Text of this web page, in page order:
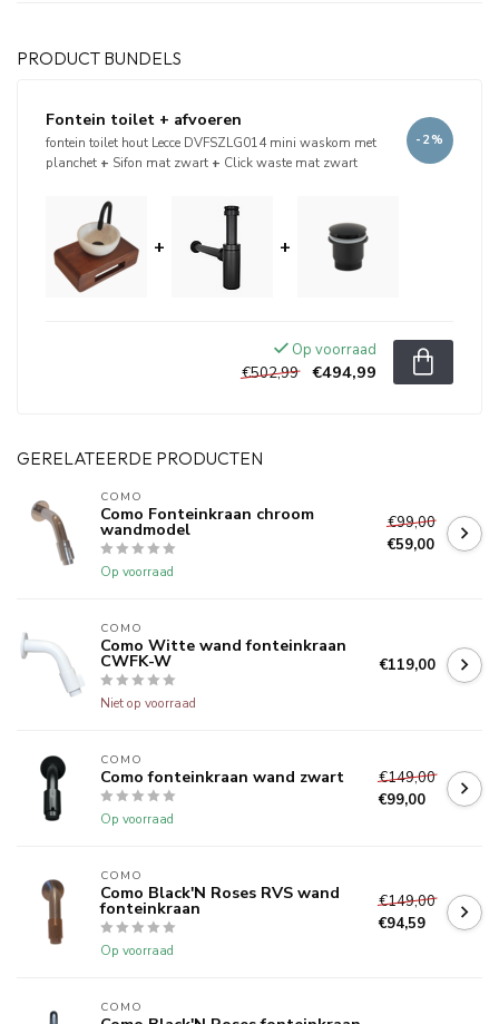
PRODUCT BUNDELS
Fontein toilet + afvoeren
fontein toilet hout Lecce DVFSZLG014 mini waskom met
planchet + Sifon mat zwart + Click waste mat zwart
-2%
+ +
Op voorraad
€502,99
€494,99
GERELATEERDE PRODUCTEN
COMO
Como Fonteinkraan chroom
wandmodel
Op voorraad
€99,00
€59,00
COMO
Como Witte wand fonteinkraan
CWFK-W
Niet op voorraad
€119,00
COMO
Como fonteinkraan wand zwart
Op voorraad
€149,00
€99,00
COMO
Como Black'N Roses RVS wand
fonteinkraan
Op voorraad
€149,00
€94,59
COMO